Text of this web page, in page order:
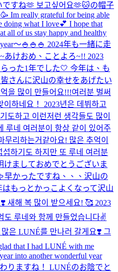
すね🫶 보고싶어요🫶🐱の帽子
Im really grateful for being able
doing what I love💕 I hope that
all of us stay happy and healthy
〜🍚🍚🍚 2024年も一緒に走
あけおめ、ことよろ~!! 2023
った1年でした🤍 今年は、も
さんに沢山の幸せをあげたい
을 많이 만들어요!!!여러분 벌써
이하네요！ 2023년은 데뷔하고
도하고 이런저런 생각들도 많이
루네 여러분이 항상 같이 있어주
무리하는거같아요! 많은 추억이
하기도 하지만 또 루네 여러분
けましておめでとうございま
早かったですね、、、沢山の
もっとかっこよくなって沢山
해 복 많이 받으세요! 🥰 2023
도 루네와 함께 만들었습니다✌️
은 LUNÉ를 만나러 갈게요❣️ 그
that I had LUNÉ with me
into another wonderful year
りますね！ LUNÉのお陰でと